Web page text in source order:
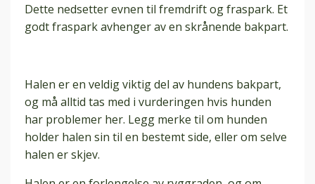
Dette nedsetter evnen til fremdrift og fraspark. Et
godt fraspark avhenger av en skrånende bakpart.
Halen er en veldig viktig del av hundens bakpart,
og må alltid tas med i vurderingen hvis hunden
har problemer her. Legg merke til om hunden
holder halen sin til en bestemt side, eller om selve
halen er skjev.